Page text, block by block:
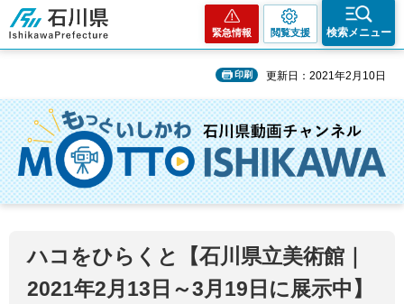
石川県
緊急情報 閲覧支援 検索メニュー
印刷 更新日：2021年2月10日
ハコをひらくと【石川県立美術館｜
2021年2月13日～3月19日に展示中】